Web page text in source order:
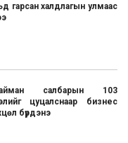
гарсан халдлагын улмаас
салбарын 103
цуцалснаар бизнес
бүрдэнэ